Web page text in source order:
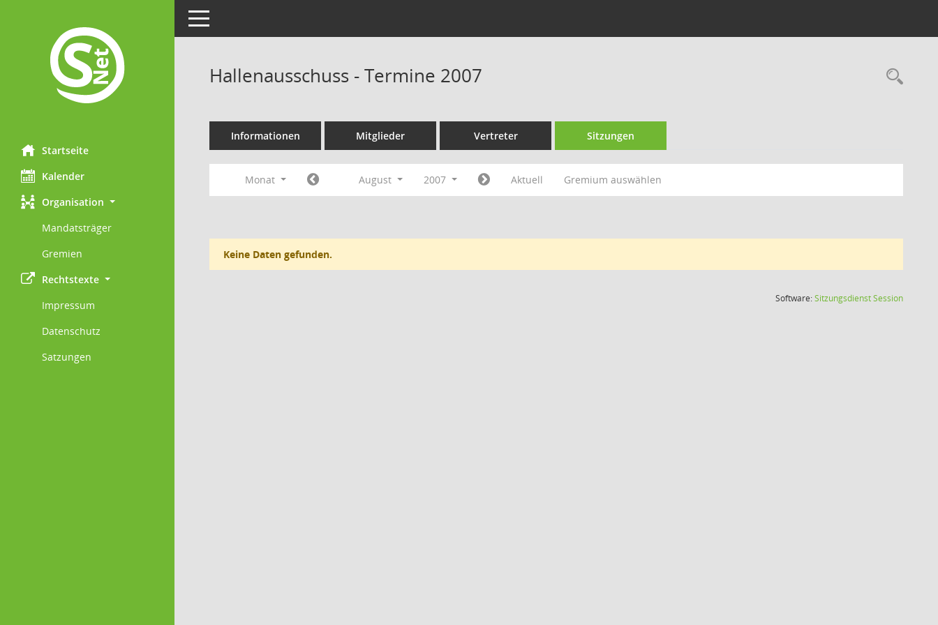
Startseite
Kalender
Organisation
Mandatsträger
Gremien
Rechtstexte
Impressum
Datenschutz
Satzungen
Toggle navigation
Hallenausschuss - Termine 2007
Informationen Mitglieder Vertreter Sitzungen
Monat August 2007 Aktuell Gremium auswählen
Keine Daten gefunden.
Software:SitzungsdienstSession(Wird in